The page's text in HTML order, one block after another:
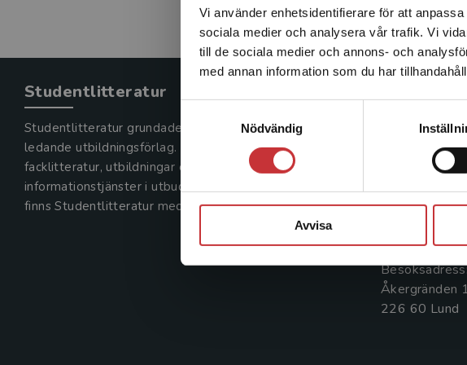
Vi använder enhetsidentifierare för att
sociala medier och analysera vår trafik. Vi
till de sociala medier och annons- och
med annan information som du har
Nödvändig
Avvisa
Det verkar
enhet utanför
Sverige. För
Studentlitteratur
Studentlitteratur grundades 1963 och är idag Sveriges
ledande utbildningsförlag. Med läromedel, kurslitteratur,
facklitteratur, utbildningar och digitala
informationstjänster i utbudet,
finns Studentlitteratur med längs hela kunskapsresan.
Kontakta oss
046-31 20 00
Postadress:
Box 141
Åkergränden